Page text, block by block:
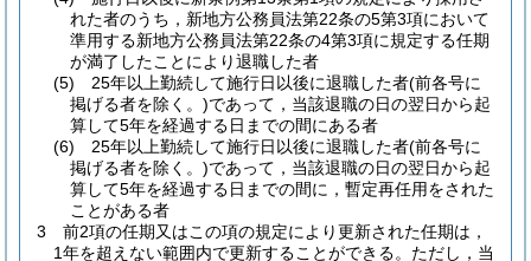
れた者のうち，新地方公務員法第22条の5第3項において
準用する新地方公務員法第22条の4第3項に規定する任期
が満了したことにより退職した者
(5)
25年以上勤続して施行日以後に退職した者(前各号に
掲げる者を除く。)であって，当該退職の日の翌日から起
算して5年を経過する日までの間にある者
(6)
25年以上勤続して施行日以後に退職した者(前各号に
掲げる者を除く。)であって，当該退職の日の翌日から起
算して5年を経過する日までの間に，暫定再任用をされた
ことがある者
3
前2項の任期又はこの項の規定により更新された任期は，
1年を超えない範囲内で更新することができる。 ただし，当